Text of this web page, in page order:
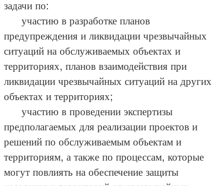
задачи по:
участию в разработке планов
предупреждения и ликвидации чрезвычайных
ситуаций на обслуживаемых объектах и
территориях, планов взаимодействия при
ликвидации чрезвычайных ситуаций на других
объектах и территориях;
участию в проведении экспертизы
предполагаемых для реализации проектов и
решений по обслуживаемым объектам и
территориям, а также по процессам, которые
могут повлиять на обеспечение защиты